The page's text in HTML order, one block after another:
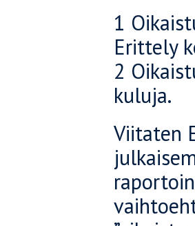
1
Erittely
2
kuluja.
Viitaten